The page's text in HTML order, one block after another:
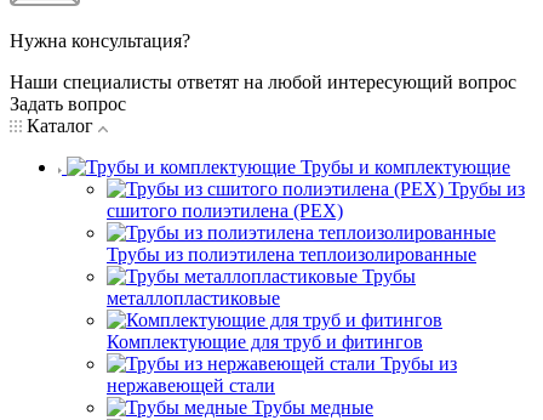
Нужна консультация?
Наши специалисты ответят на любой интересующий вопрос
Задать вопрос
Каталог
Трубы и комплектующие
Трубы из
сшитого полиэтилена (PEX)
Трубы из полиэтилена теплоизолированные
Трубы
металлопластиковые
Комплектующие для труб и фитингов
Трубы из
нержавеющей стали
Трубы медные